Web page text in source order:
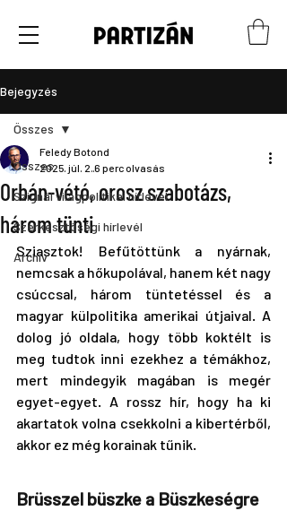
Bejegyzés
Összes
Szignál világpolitikai hírlevél
Szerkesztőségi hírlevél
Archív
Összes
Orbán-vétó, orosz szabotázs,
három tünti
Feledy Botond
2025. júl. 2. 6 perc olvasás
Sziasztok! Befűtöttünk a nyárnak,
nemcsak a hőkupolával, hanem két nagy
csúccsal, három tüntetéssel és a
magyar külpolitika amerikai útjaival. A
dolog jó oldala, hogy több koktélt is
meg tudtok inni ezekhez a témákhoz,
mert mindegyik magában is megér
egyet-egyet. A rossz hír, hogy ha ki
akartatok volna csekkolni a kibertérből,
akkor ez még korainak tűnik.
Brüsszel büszke a Büszkeségre